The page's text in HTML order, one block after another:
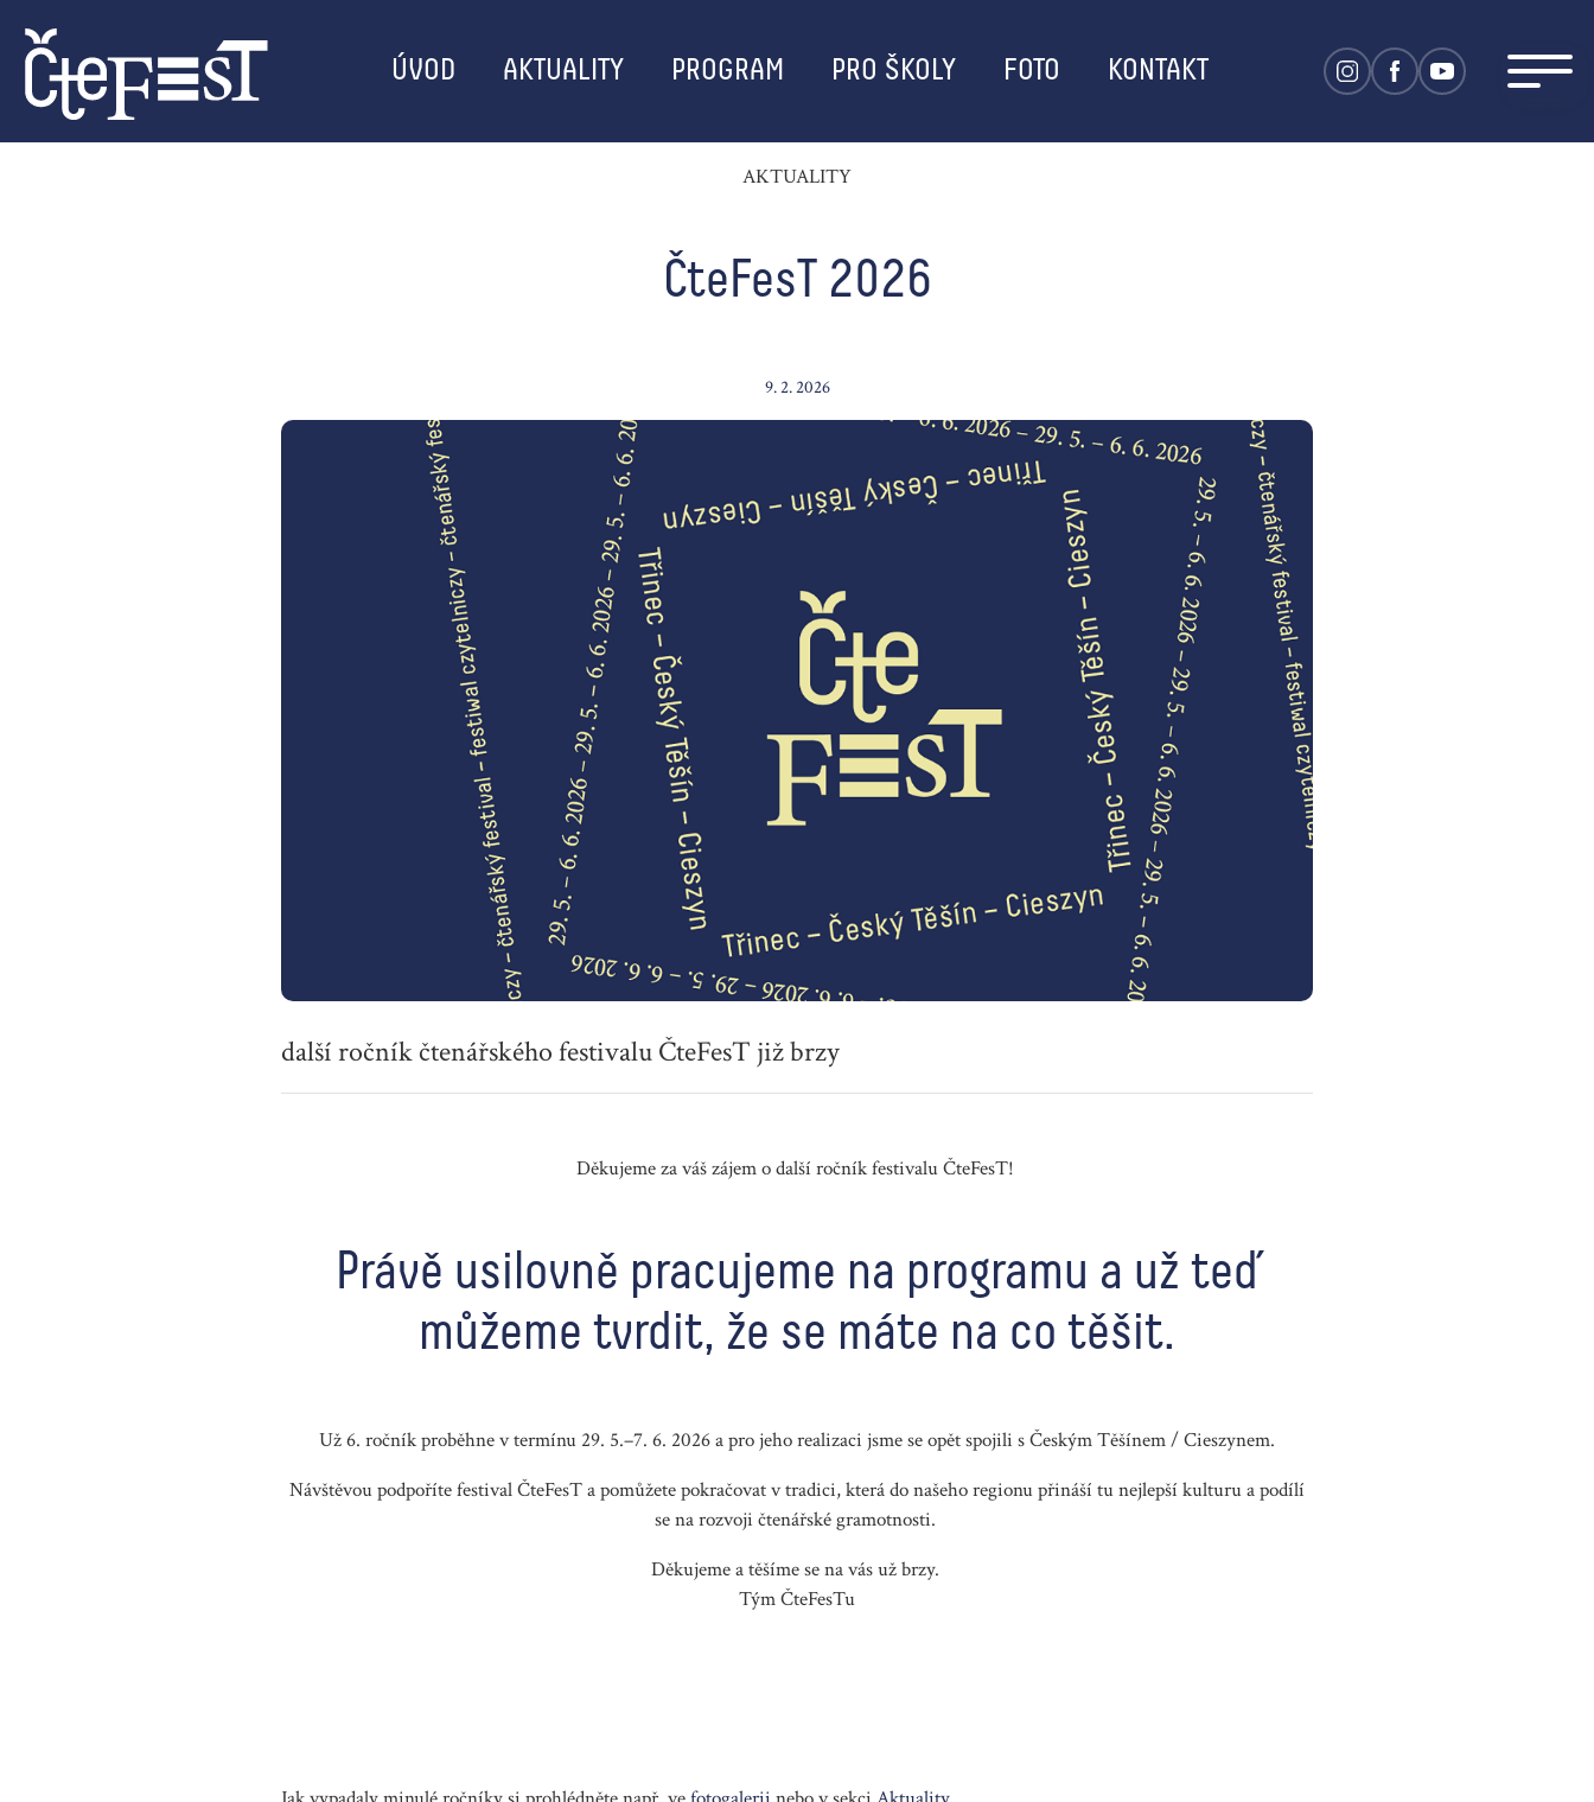
ÚVOD AKTUALITY PROGRAM PRO ŠKOLY FOTO KONTAKT
AKTUALITY
ČteFesT 2026
9. 2. 2026
další ročník čtenářského festivalu ČteFesT již brzy
Děkujeme za váš zájem o další ročník festivalu ČteFesT!
Právě usilovně pracujeme na programu a už teď
můžeme tvrdit, že se máte na co těšit.
Už 6. ročník proběhne v termínu 29. 5.–7. 6. 2026a pro jeho realizaci jsme se opětspojili s Českým Těšínem / Cieszynem.
Návštěvou podpoříte festival ČteFesT a pomůžete pokračovat v tradici, která do našeho regionu přináší tu nejlepší kulturu a podílí
se na rozvoji čtenářské gramotnosti.
Děkujeme a těšíme se na vás už brzy.
Tým ČteFesTu